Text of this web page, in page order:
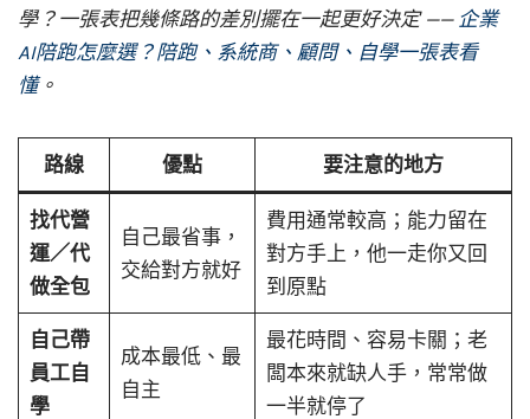
學？一張表把幾條路的差別擺在一起更好決定 —— 企業
AI陪跑怎麼選？陪跑、系統商、顧問、自學一張表看
懂。
路線 優點 要注意的地方
找代營
運／代
做全包
自己最省事，
交給對方就好
費用通常較高；能力留在
對方手上，他一走你又回
到原點
自己帶
員工自
學
成本最低、最
自主
最花時間、容易卡關；老
闆本來就缺人手，常常做
一半就停了